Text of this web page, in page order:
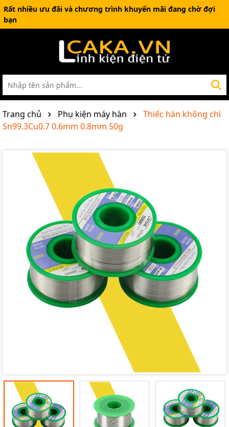
Rất nhiều ưu đãi và chương trình khuyến mãi đang chờ đợi
bạn
Trang chủ Phụ kiện máy hàn
Thiếc hàn không chì
Sn99.3Cu0.7 0.6mm 0.8mm 50g
Điều kiện: